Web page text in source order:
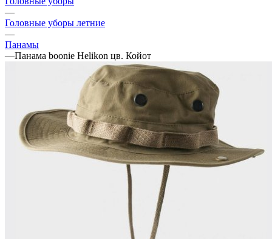
—
Головные уборы летние
—
Панамы
—Панама boonie Helikon цв. Койот